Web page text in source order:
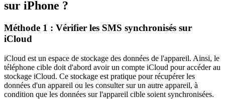
sur iPhone ?
Méthode 1 : Vérifier les SMS synchronisés sur
iCloud
iCloud est un espace de stockage des données de l'appareil. Ainsi, le
téléphone cible doit d'abord avoir un compte iCloud pour accéder au
stockage iCloud. Ce stockage est pratique pour récupérer les
données d'un appareil ou les consulter sur un autre appareil, à
condition que les données sur l'appareil cible soient synchronisées.